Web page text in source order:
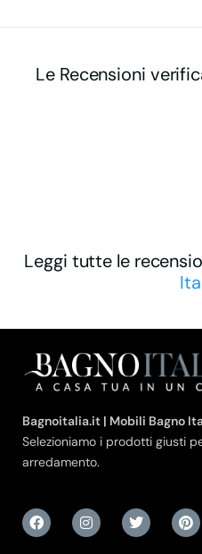
Le Recensioni
Leggi tutte le
Bagnoitalia.it | Mobili Bagno
Selezioniamo i prodotti giusti
arredamento.